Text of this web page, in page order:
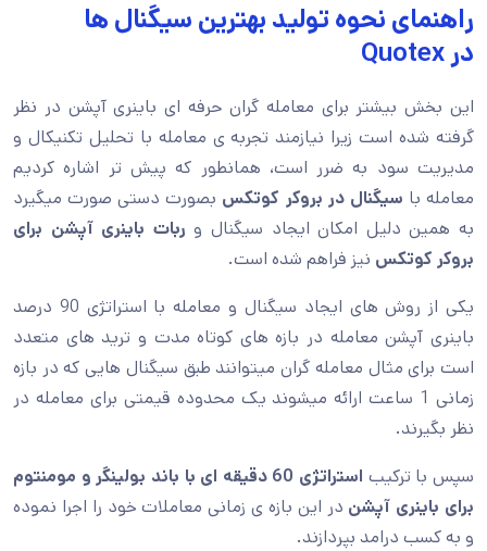
راهنمای نحوه تولید بهترین سیگنال ها
در Quotex
این بخش بیشتر برای معامله گران حرفه ای باینری آپشن در نظر
گرفته شده است زیرا نیازمند تجربه ی معامله با تحلیل تکنیکال و
مدیریت سود به ضرر است، همانطور که پیش تر اشاره کردیم
معامله با سیگنال در بروکر کوتکس بصورت دستی صورت میگیرد
به همین دلیل امکان ایجاد سیگنال و ربات باینری آپشن برای
بروکر کوتکس نیز فراهم شده است.
یکی از روش های ایجاد سیگنال و معامله با استراتژی 90 درصد
باینری آپشن معامله در بازه های کوتاه مدت و ترید های متعدد
است برای مثال معامله گران میتوانند طبق سیگنال هایی که در بازه
زمانی 1 ساعت ارائه میشوند یک محدوده قیمتی برای معامله در
نظر بگیرند.
سپس با ترکیب
استراتژی 60 دقیقه ای با باند بولینگر و مومنتوم
برای باینری آپشن در این بازه ی زمانی معاملات خود را اجرا نموده
و به کسب درامد بپردازند.